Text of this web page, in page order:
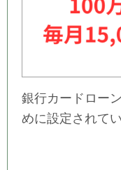
銀行カードロー
めに設定されて